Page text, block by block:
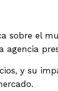
sobre el
agencia
y su